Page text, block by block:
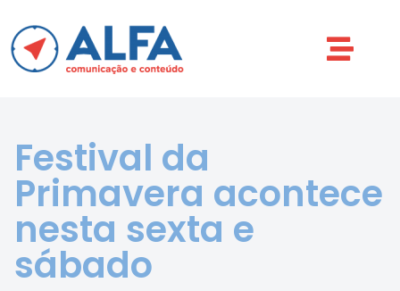
Festival da
Primavera acontece
nesta sexta e
sábado